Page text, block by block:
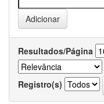
Resultados/Página
Registro(s)